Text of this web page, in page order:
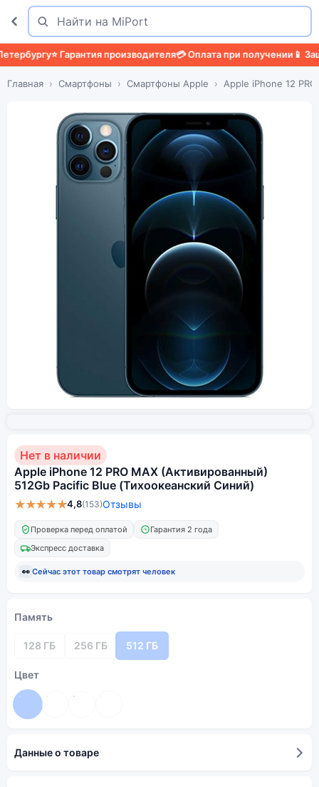
Поиск
Найти
⭐ Гарантия производителя💳 Оплата при получении📱
Главная Смартфоны Смартфоны Apple Apple iPhone 12
Нет в наличии
Apple iPhone 12 PRO MAX (Активированный)
512Gb Pacific Blue (Тихоокеанский Синий)
★★★★★4,8(153)Отзывы
Проверка перед оплатой
Гарантия 2 года
Экспресс доставка
👀 Сейчас этот товар смотрят человек
Память
128 ГБ 256 ГБ 512 ГБ
Цвет
Данные о товаре